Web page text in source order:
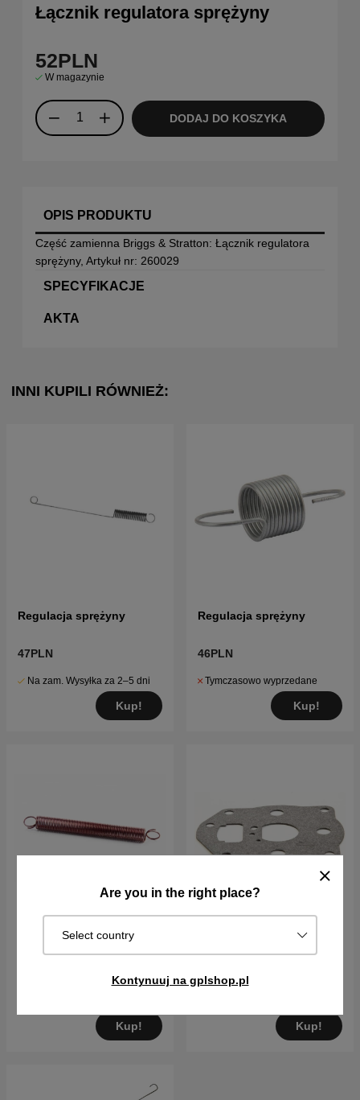
Are you in the right place?
Select country
Kontynuuj na gplshop.pl
Łącznik regulatora sprężyny
52PLN
W magazynie
DODAJ DO KOSZYKA
OPIS PRODUKTU
Część zamienna Briggs & Stratton: Łącznik regulatora
sprężyny, Artykuł nr: 260029
SPECYFIKACJE
AKTA
INNI KUPILI RÓWNIEŻ:
Regulacja sprężyny
47PLN
Na zam. Wysyłka za 2–5 dni
Kup!
Regulacja sprężyny
46PLN
Tymczasowo wyprzedane
Kup!
Sprężyna regulatora
Kup!
Obudowa uszczelka-
gaźnik
32PLN
Kup!